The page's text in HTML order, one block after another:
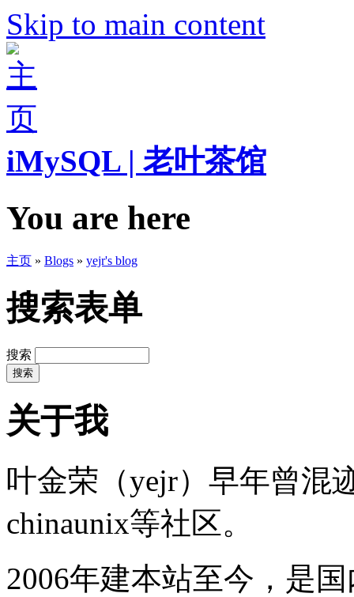
Skip to main content
iMySQL | 老叶茶馆
You are here
主页 » Blogs » yejr's blog
搜索表单
搜索
关于我
叶金荣（yejr）早年曾混
chinaunix等社区。
2006年建本站至今，是